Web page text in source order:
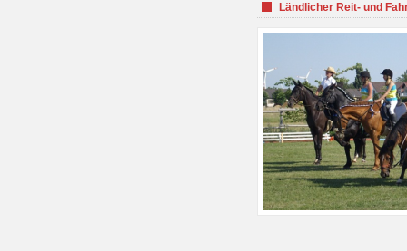
Ländlicher Reit- und